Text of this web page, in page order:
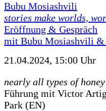
Bubu Mosiashvili
stories make worlds,
Eröffnung & Gespräch
mit Bubu Mosiashvili &
21.04.2024, 15:00 Uhr
nearly all types of
Führung mit Victor
Park (EN)